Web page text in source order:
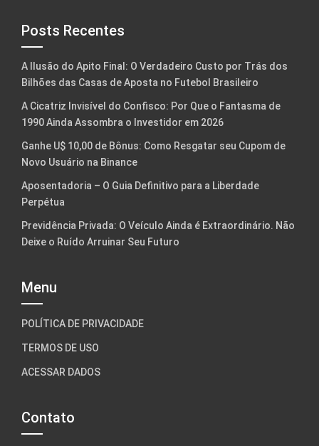
Posts Recentes
A Ilusão do Apito Final: O Verdadeiro Custo por Trás dos
Bilhões das Casas de Aposta no Futebol Brasileiro
A Cicatriz Invisível do Confisco: Por Que o Fantasma de
1990 Ainda Assombra o Investidor em 2026
Ganhe U$ 10,00 de Bônus: Como Resgatar seu Cupom de
Novo Usuário na Binance
Aposentadoria – O Guia Definitivo para a Liberdade
Perpétua
Previdência Privada: O Veículo Ainda é Extraordinário. Não
Deixe o Ruído Arruinar Seu Futuro
Menu
POLÍTICA DE PRIVACIDADE
TERMOS DE USO
ACESSAR DADOS
Contato